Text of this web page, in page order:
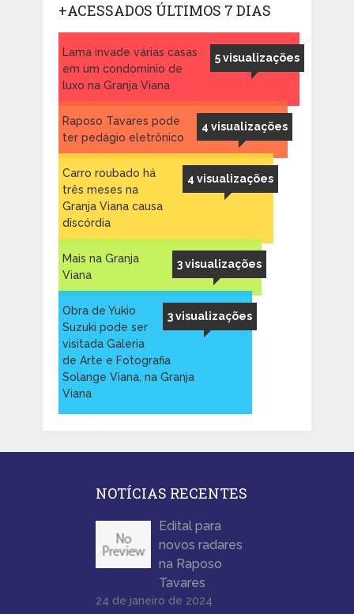
+ACESSADOS ÚLTIMOS 7 DIAS
5 visualizações
Lama invade várias casas
em um condomínio de
luxo na Granja Viana
4 visualizações
Raposo Tavares pode
ter pedágio eletrônico
4 visualizações
Carro roubado há
três meses na
Granja Viana causa
discórdia
3 visualizações
Mais na Granja
Viana
3 visualizações
Obra de Yukio
Suzuki pode ser
visitada Galeria
de Arte e Fotografia
Solange Viana, na Granja
Viana
NOTÍCIAS RECENTES
Edital para
novos radares
na Raposo
Tavares
24 de janeiro de 2024